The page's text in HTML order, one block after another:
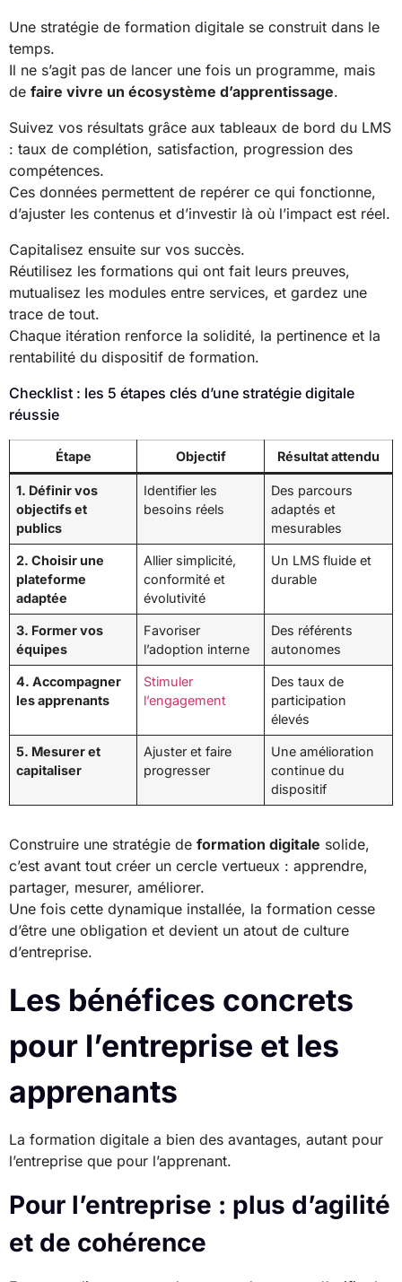
Une stratégie de formation digitale se construit dans le
temps.
Il ne s’agit pas de lancer une fois un programme, mais
de faire vivre un écosystème d’apprentissage.
Suivez vos résultats grâce aux tableaux de bord du LMS
: taux de complétion, satisfaction, progression des
compétences.
Ces données permettent de repérer ce qui fonctionne,
d’ajuster les contenus et d’investir là où l’impact est réel.
Capitalisez ensuite sur vos succès.
Réutilisez les formations qui ont fait leurs preuves,
mutualisez les modules entre services, et gardez une
trace de tout.
Chaque itération renforce la solidité, la pertinence et la
rentabilité du dispositif de formation.
Checklist : les 5 étapes clés d’une stratégie digitale
réussie
Étape Objectif Résultat attendu
1. Définir vos
objectifs et
publics
Identifier les
besoins réels
Des parcours
adaptés et
mesurables
2. Choisir une
plateforme
adaptée
Allier simplicité,
conformité et
évolutivité
Un LMS fluide et
durable
3. Former vos
équipes
Favoriser
l’adoption interne
Des référents
autonomes
4. Accompagner
les apprenants
Stimuler
l’engagement
Des taux de
participation
élevés
5. Mesurer et
capitaliser
Ajuster et faire
progresser
Une amélioration
continue du
dispositif
Construire une stratégie de formation digitale solide,
c’est avant tout créer un cercle vertueux : apprendre,
partager, mesurer, améliorer.
Une fois cette dynamique installée, la formation cesse
d’être une obligation et devient un atout de culture
d’entreprise.
Les bénéfices concrets
pour l’entreprise et les
apprenants
La formation digitale a bien des avantages, autant pour
l’entreprise que pour l’apprenant.
Pour l’entreprise : plus d’agilité
et de cohérence